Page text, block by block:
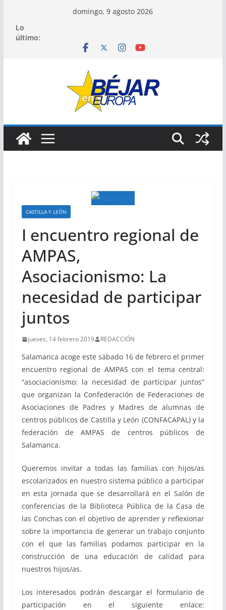
contenido
domingo, 9 agosto 2026
Lo
último:
CASTILLA Y LEÓN
I encuentro regional de
AMPAS,
Asociacionismo: La
necesidad de participar
juntos
jueves, 14 febrero 2019 REDACCIÓN
Salamanca acoge este sábado 16 de febrero el primer
encuentro regional de AMPAS con el tema central:
“asociacionismo: la necesidad de participar juntos”
que organizan la Confederación de Federaciones de
Asociaciones de Padres y Madres de alumnas de
centros públicos de Castilla y León (CONFACAPAL) y la
federación de AMPAS de centros públicos de
Salamanca.
Queremos invitar a todas las familias con hijos/as
escolarizados en nuestro sistema público a participar
en esta jornada que se desarrollará en el Salón de
conferencias de la Biblioteca Pública de la Casa de
las Conchas con el objetivo de aprender y reflexionar
sobre la importancia de generar un trabajo conjunto
con el que las familias podamos participar en la
construcción de una educación de calidad para
nuestros hijos/as.
Los interesados podrán descargar el formulario de
participación en el siguiente enlace: